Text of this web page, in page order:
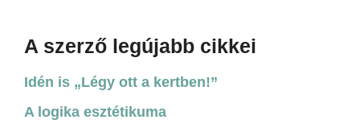
A szerző legújabb cikkei
Idén is „Légy ott a kertben!”
A logika esztétikuma